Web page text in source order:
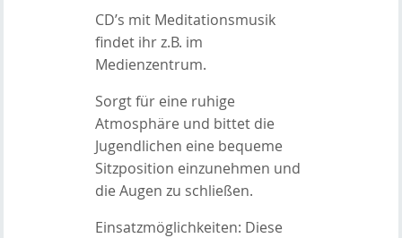
CD’s mit Meditationsmusik
findet ihr z.B. im
Medienzentrum.
Sorgt für eine ruhige
Atmosphäre und bittet die
Jugendlichen eine bequeme
Sitzposition einzunehmen und
die Augen zu schließen.
Einsatzmöglichkeiten: Diese